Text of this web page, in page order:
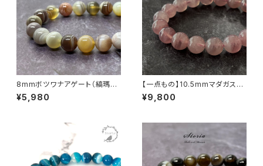
8mmボツワナアゲート（縞瑪
瑙）ブレスレット
¥5,980
【一点もの】10.5mmマダガスカ
ル産 ディープ・ローズクォーツ
ブレスレット【鑑別済み】
¥9,800